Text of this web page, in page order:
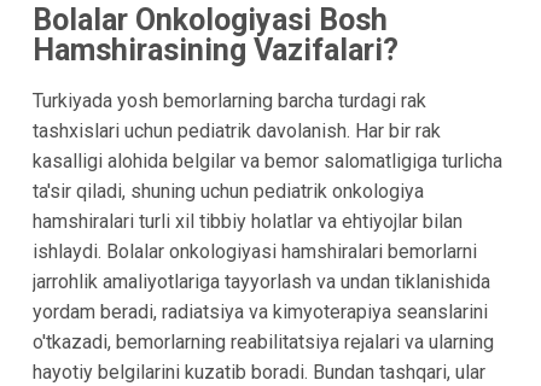
Bolalar Onkologiyasi Bosh
Hamshirasining Vazifalari?
Turkiyada yosh bemorlarning barcha turdagi rak
tashxislari uchun pediatrik davolanish. Har bir rak
kasalligi alohida belgilar va bemor salomatligiga turlicha
ta'sir qiladi, shuning uchun pediatrik onkologiya
hamshiralari turli xil tibbiy holatlar va ehtiyojlar bilan
ishlaydi. Bolalar onkologiyasi hamshiralari bemorlarni
jarrohlik amaliyotlariga tayyorlash va undan tiklanishida
yordam beradi, radiatsiya va kimyoterapiya seanslarini
o'tkazadi, bemorlarning reabilitatsiya rejalari va ularning
hayotiy belgilarini kuzatib boradi. Bundan tashqari, ular